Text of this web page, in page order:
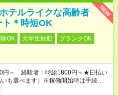
NEW
テルライクな高齢者
ト＊時短OK
OK 大学生歓迎
ブランクOK
円～ 経験者：時給1800円～★日払い
も選べます）※稼働開始時は手続き完
す。